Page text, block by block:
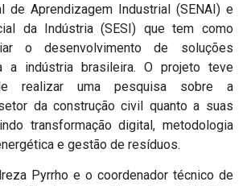
de Aprendizagem Industrial (SENAI) e
da Indústria (SESI) que tem como
o desenvolvimento de soluções
a indústria brasileira. O projeto teve
realizar uma pesquisa sobre a
da construção civil quanto a suas
transformação digital, metodologia
e gestão de resíduos.
Pyrrho e o coordenador técnico de